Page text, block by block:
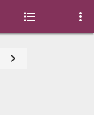
 
